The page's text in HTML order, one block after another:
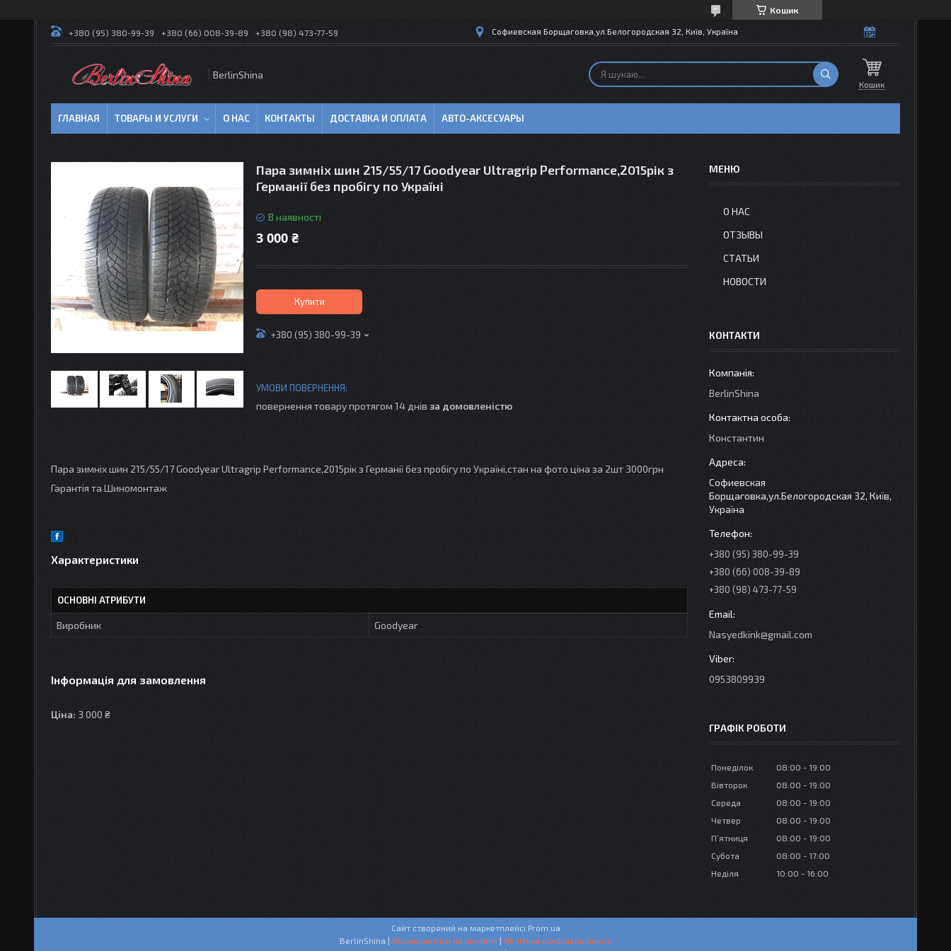
Кошик
+380 (95) 380-99-39 +380 (66) 008-39-89 +380 (98) 473-77-59 Софиевская Борщаговка,ул.Белогородская 32, Київ, Україна
BerlinShina
Кошик
ГЛАВНАЯ ТОВАРЫ И УСЛУГИ О НАС КОНТАКТЫ ДОСТАВКА И ОПЛАТА АВТО-АКСЕСУАРЫ
Пара зимніх шин 215/55/17 Goodyear Ultragrip Performance,2015рік з
Германії без пробігу по Україні
В наявності
3 000 ₴
Купити
+380 (95) 380-99-39
повернення товару протягом 14 днів за домовленістю
Пара зимніх шин 215/55/17 Goodyear Ultragrip Performance,2015рік з Германії без пробігу по Україні,стан на фото ціна за 2шт 3000грн
Гарантія та Шиномонтаж
Характеристики
ОСНОВНІ АТРИБУТИ
Виробник Goodyear
Інформація для замовлення
Ціна: 3 000 ₴
О НАС
ОТЗЫВЫ
СТАТЬИ
НОВОСТИ
КОНТАКТИ
BerlinShina
Константин
Софиевская
Борщаговка,ул.Белогородская 32, Київ,
Україна
+380 (95) 380-99-39
+380 (66) 008-39-89
+380 (98) 473-77-59
Nasyedkink@gmail.com
0953809939
ГРАФІК РОБОТИ
Понеділок 08:00
19:00
Вівторок
08:00
19:00
Середа
08:00
19:00
Четвер
08:00
19:00
Пʼятниця
08:00
19:00
Субота
08:00
17:00
Неділя
10:00 16:00
Сайт створений на маркетплейсі Prom.ua
BerlinShina | Поскаржитися на контент | Політика конфіденційності